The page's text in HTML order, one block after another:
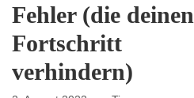
Fehler (die deinen
Fortschritt
verhindern)